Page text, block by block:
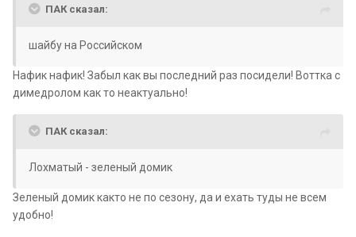
ПАК сказал:
шайбу на Российском
Нафик нафик! Забыл как вы последний раз посидели! Воттка с
димедролом как то неактуально!
ПАК сказал:
Лохматый - зеленый домик
Зеленый домик както не по сезону, да и ехать туды не всем
удобно!